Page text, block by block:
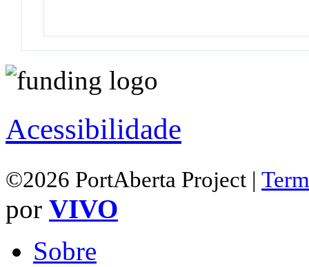
Acessibilidade
©2026 PortAberta Project |
por VIVO
Sobre